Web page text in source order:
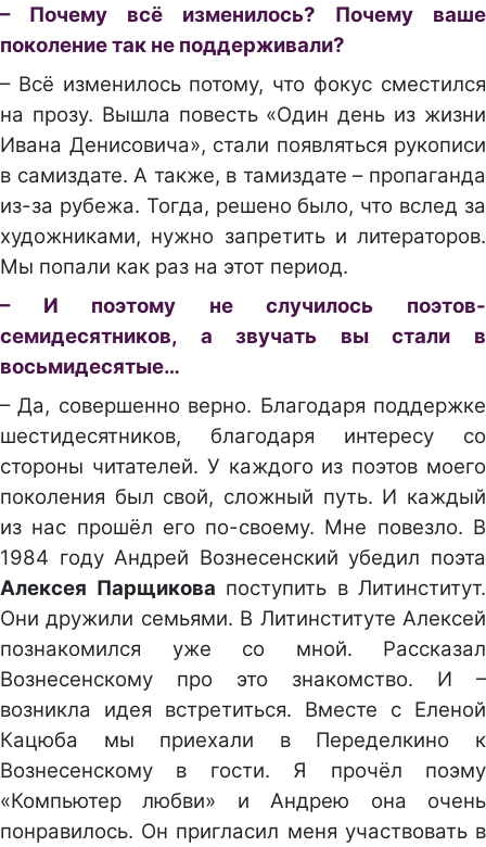
– Почему всё изменилось? Почему ваше
поколение так не поддерживали?
– Всё изменилось потому, что фокус сместился
на прозу. Вышла повесть «Один день из жизни
Ивана Денисовича», стали появляться рукописи
в самиздате. А также, в тамиздате – пропаганда
из-за рубежа. Тогда, решено было, что вслед за
художниками, нужно запретить и литераторов.
Мы попали как раз на этот период.
– И поэтому не случилось поэтов-
семидесятников, а звучать вы стали в
восьмидесятые…
– Да, совершенно верно. Благодаря поддержке
шестидесятников, благодаря интересу со
стороны читателей. У каждого из поэтов моего
поколения был свой, сложный путь. И каждый
из нас прошёл его по-своему. Мне повезло. В
1984 году Андрей Вознесенский убедил поэта
Алексея Парщикова поступить в Литинститут.
Они дружили семьями. В Литинституте Алексей
познакомился уже со мной. Рассказал
Вознесенскому про это знакомство. И –
возникла идея встретиться. Вместе с Еленой
Кацюба мы приехали в Переделкино к
Вознесенскому в гости. Я прочёл поэму
«Компьютер любви» и Андрею она очень
понравилось. Он пригласил меня участвовать в